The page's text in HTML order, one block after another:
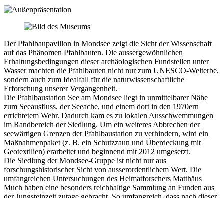
Der Pfahlbaupavillon in Mondsee zeigt die Sicht der Wissenschaft
auf das Phänomen Pfahlbauten. Die aussergewöhnlichen
Erhaltungsbedingungen dieser archäologischen Fundstellen unter
Wasser machten die Pfahlbauten nicht nur zum UNESCO-Welterbe,
sondern auch zum Idealfall für die naturwissenschaftliche
Erforschung unserer Vergangenheit.
Die Pfahlbaustation See am Mondsee liegt in unmittelbarer Nähe
zum Seeausfluss, der Seeache, und einem dort in den 1970ern
errichtetem Wehr. Dadurch kam es zu lokalen Ausschwemmungen
im Randbereich der Siedlung. Um ein weiteres Abbrechen der
seewärtigen Grenzen der Pfahlbaustation zu verhindern, wird ein
Maßnahmenpaket (z. B. ein Schutzzaun und Überdeckung mit
Geotextilien) erarbeitet und beginnend mit 2012 umgesetzt.
Die Siedlung der Mondsee-Gruppe ist nicht nur aus
forschungshistorischer Sicht von ausserordentlichem Wert. Die
umfangreichen Untersuchungen des Heimatforschers Matthäus
Much haben eine besonders reichhaltige Sammlung an Funden aus